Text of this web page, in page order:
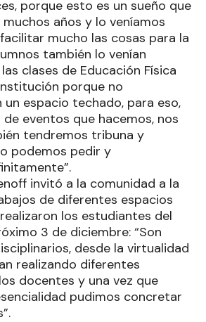
porque esto es un sueño que
años y lo veníamos
mucho las cosas para la
también lo venían
clases de Educación Física
porque no
espacio techado, para eso,
eventos que hacemos, nos
tendremos tribuna y
podemos pedir y
invitó a la comunidad a la
de diferentes espacios
los estudiantes del
3 de diciembre: “Son
desde la virtualidad
realizando diferentes
docentes y una vez que
pudimos concretar